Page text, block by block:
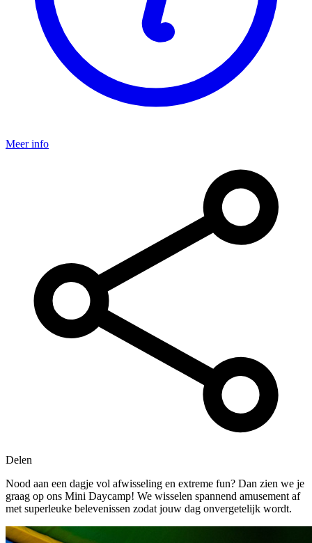
Meer info
Delen
Nood aan een dagje vol afwisseling en extreme fun? Dan zien we je
graag op ons Mini Daycamp! We wisselen spannend amusement af
met superleuke belevenissen zodat jouw dag onvergetelijk wordt.